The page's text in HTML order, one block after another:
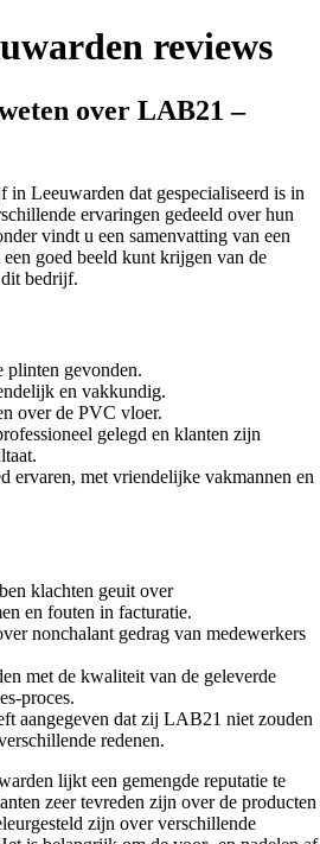
reviews
over LAB21 –
Leeuwarden dat gespecialiseerd is in
ervaringen gedeeld over hun
vindt u een samenvatting van een
goed beeld kunt krijgen van de
bedrijf.
plinten gevonden.
en vakkundig.
over de PVC vloer.
gelegd en klanten zijn
ervaren, met vriendelijke vakmannen en
klachten geuit over
en fouten in facturatie.
nonchalant gedrag van medewerkers
met de kwaliteit van de geleverde
proces.
aangegeven dat zij LAB21 niet zouden
redenen.
lijkt een gemengde reputatie te
zeer tevreden zijn over de producten
zijn over verschillende